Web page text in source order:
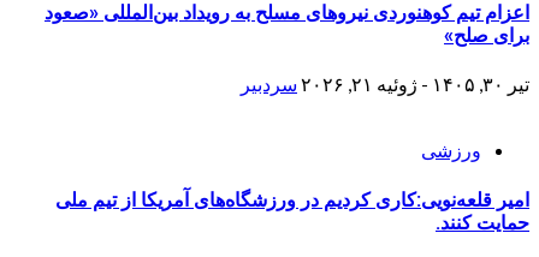
اعزام تیم کوهنوردی نیروهای مسلح به رویداد بین‌المللی «صعود
برای صلح»
تیر ۳۰, ۱۴۰۵ - ژوئیه ۲۱, ۲۰۲۶ سردبیر
ورزشی
امیر قلعه‌نویی:کاری کردیم در ورزشگاه‌های آمریکا از تیم ملی
حمایت کنند.